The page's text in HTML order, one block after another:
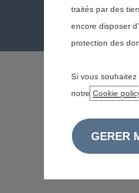
traités par des
encore disposer
protection des
Si vous souhaitez
notre Cookie